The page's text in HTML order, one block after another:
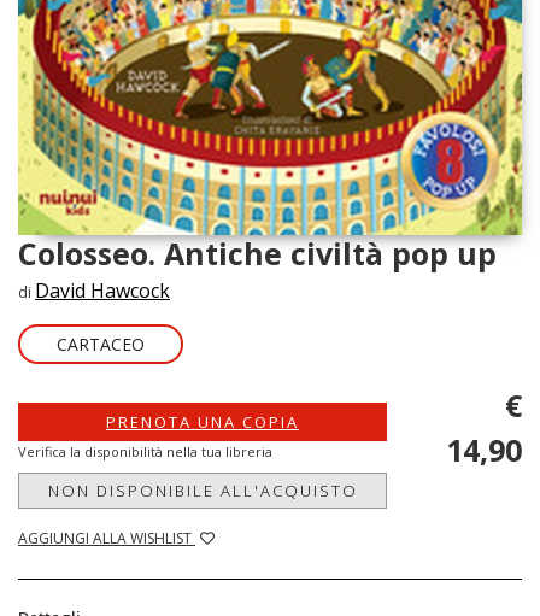
Colosseo. Antiche civiltà pop up
di David Hawcock
CARTACEO
PRENOTA UNA COPIA
Verifica la disponibilità nella tua libreria
NON DISPONIBILE ALL'ACQUISTO
AGGIUNGI ALLA WISHLIST
€
14,90